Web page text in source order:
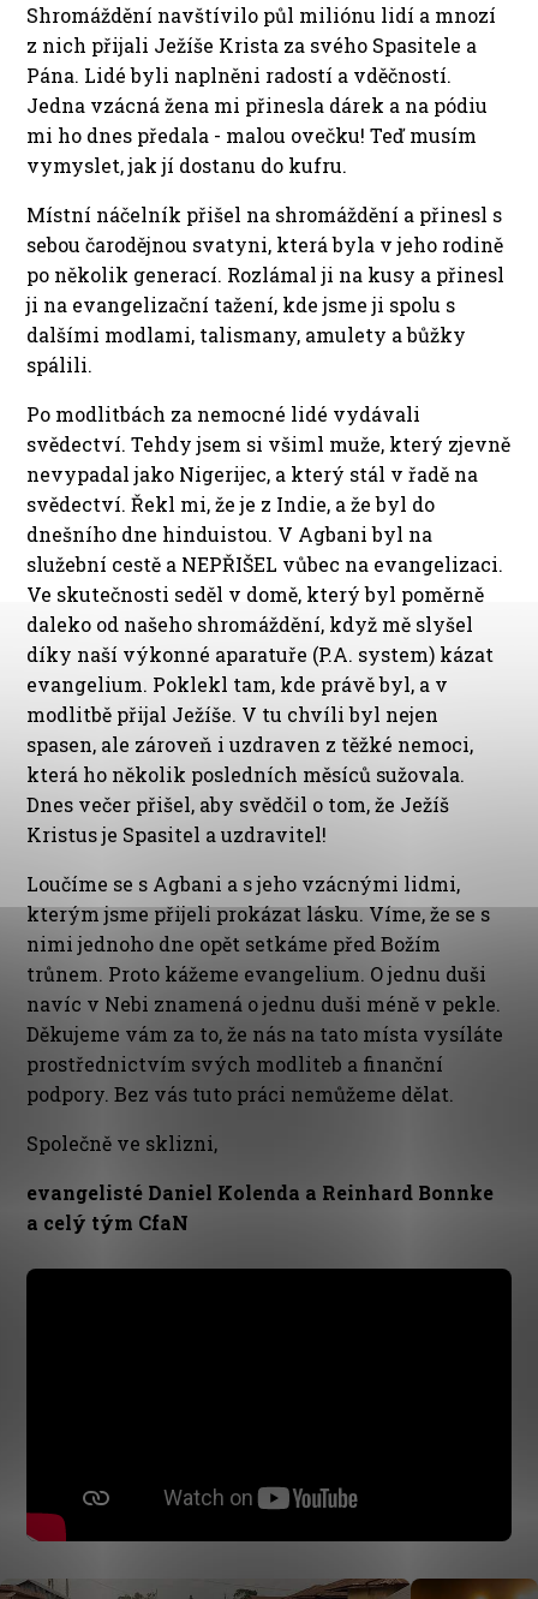
Shromáždění navštívilo půl miliónu lidí a mnozí
z nich přijali Ježíše Krista za svého Spasitele a
Pána. Lidé byli naplněni radostí a vděčností.
Jedna vzácná žena mi přinesla dárek a na pódiu
mi ho dnes předala - malou ovečku! Teď musím
vymyslet, jak jí dostanu do kufru.
Místní náčelník přišel na shromáždění a přinesl s
sebou čarodějnou svatyni, která byla v jeho rodině
po několik generací. Rozlámal ji na kusy a přinesl
ji na evangelizační tažení, kde jsme ji spolu s
dalšími modlami, talismany, amulety a bůžky
spálili.
Po modlitbách za nemocné lidé vydávali
svědectví. Tehdy jsem si všiml muže, který zjevně
nevypadal jako Nigerijec, a který stál v řadě na
svědectví. Řekl mi, že je z Indie, a že byl do
dnešního dne hinduistou. V Agbani byl na
služební cestě a NEPŘIŠEL vůbec na evangelizaci.
Ve skutečnosti seděl v domě, který byl poměrně
daleko od našeho shromáždění, když mě slyšel
díky naší výkonné aparatuře (P.A. system) kázat
evangelium. Poklekl tam, kde právě byl, a v
modlitbě přijal Ježíše. V tu chvíli byl nejen
spasen, ale zároveň i uzdraven z těžké nemoci,
která ho několik posledních měsíců sužovala.
Dnes večer přišel, aby svědčil o tom, že Ježíš
Kristus je Spasitel a uzdravitel!
Loučíme se s Agbani a s jeho vzácnými lidmi,
kterým jsme přijeli prokázat lásku. Víme, že se s
nimi jednoho dne opět setkáme před Božím
trůnem. Proto kážeme evangelium. O jednu duši
navíc v Nebi znamená o jednu duši méně v pekle.
Děkujeme vám za to, že nás na tato místa vysíláte
prostřednictvím svých modliteb a finanční
podpory. Bez vás tuto práci nemůžeme dělat.
Společně ve sklizni,
evangelisté Daniel Kolenda a Reinhard Bonnke
a celý tým CfaN